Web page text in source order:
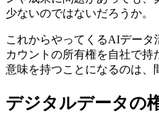
少ないのではないだろうか。
これからやってくるAIデー
カウントの所有権を自社で
意味を持つことになるのは、
デジタルデータの